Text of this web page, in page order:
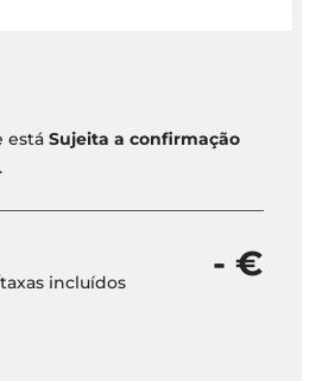
está Sujeita a confirmação
.
incluídos - €